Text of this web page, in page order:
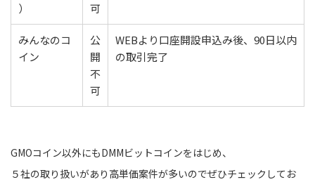
）
可
みんなのコ
イン
公
開
不
可
WEBより口座開設申込み後、90日以内
の取引完了
GMOコイン以外にもDMMビットコインをはじめ、
５社の取り扱いがあり高単価案件が多いのでぜひチェックしてお